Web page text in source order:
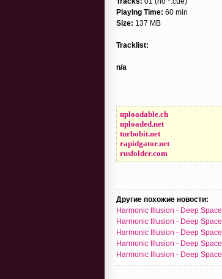
Playing Time: 60 min
Size: 137 MB
Tracklist:
n/a
uploadable.ch
uploaded.net
turbobit.net
rapidgator.net
rusfolder.com
Другие похожие новости:
Harmonic Illusion - Deep
Harmonic Illusion - Deep
Harmonic Illusion - Deep
Harmonic Illusion - Deep
Harmonic Illusion - Deep